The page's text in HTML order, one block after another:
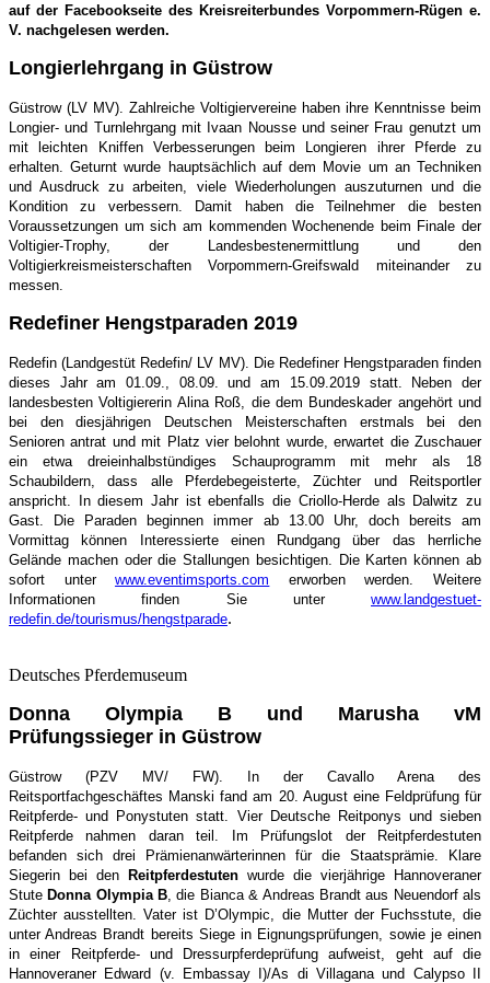
auf der Facebookseite des Kreisreiterbundes Vorpommern-Rügen e.
V. nachgelesen werden.
Longierlehrgang in Güstrow
Güstrow (LV MV). Zahlreiche Voltigiervereine haben ihre Kenntnisse beim
Longier- und Turnlehrgang mit Ivaan Nousse und seiner Frau genutzt um
mit leichten Kniffen Verbesserungen beim Longieren ihrer Pferde zu
erhalten. Geturnt wurde hauptsächlich auf dem Movie um an Techniken
und Ausdruck zu arbeiten, viele Wiederholungen auszuturnen und die
Kondition zu verbessern. Damit haben die Teilnehmer die besten
Voraussetzungen um sich am kommenden Wochenende beim Finale der
Voltigier-Trophy, der Landesbestenermittlung und den
Voltigierkreismeisterschaften Vorpommern-Greifswald miteinander zu
messen.
Redefiner Hengstparaden 2019
Redefin (Landgestüt Redefin/ LV MV). Die Redefiner Hengstparaden finden
dieses Jahr am 01.09., 08.09. und am 15.09.2019 statt. Neben der
landesbesten Voltigiererin Alina Roß, die dem Bundeskader angehört und
bei den diesjährigen Deutschen Meisterschaften erstmals bei den
Senioren antrat und mit Platz vier belohnt wurde, erwartet die Zuschauer
ein etwa dreieinhalbstündiges Schauprogramm mit mehr als 18
Schaubildern, dass alle Pferdebegeisterte, Züchter und Reitsportler
anspricht. In diesem Jahr ist ebenfalls die Criollo-Herde als Dalwitz zu
Gast. Die Paraden beginnen immer ab 13.00 Uhr, doch bereits am
Vormittag können Interessierte einen Rundgang über das herrliche
Gelände machen oder die Stallungen besichtigen. Die Karten können ab
sofort unterwww.eventimsports.com erworben werden. Weitere
Informationen finden Sie unter www.landgestuet-
redefin.de/tourismus/hengstparade.
Deutsches Pferdemuseum
Donna Olympia B und Marusha vM
Prüfungssieger in Güstrow
Güstrow (PZV MV/ FW). In der Cavallo Arena des
Reitsportfachgeschäftes Manski fand am 20. August eine Feldprüfung für
Reitpferde- und Ponystuten statt. Vier Deutsche Reitponys und sieben
Reitpferde nahmen daran teil. Im Prüfungslot der Reitpferdestuten
befanden sich drei Prämienanwärterinnen für die Staatsprämie. Klare
Siegerin bei den Reitpferdestuten wurde die vierjährige Hannoveraner
StuteDonna Olympia B , die Bianca & Andreas Brandt aus Neuendorf als
Züchter ausstellten. Vater ist D’Olympic, die Mutter der Fuchsstute, die
unter Andreas Brandt bereits Siege in Eignungsprüfungen, sowie je einen
in einer Reitpferde- und Dressurpferdeprüfung aufweist, geht auf die
Hannoveraner Edward (v. Embassay I)/As di Villagana und Calypso II